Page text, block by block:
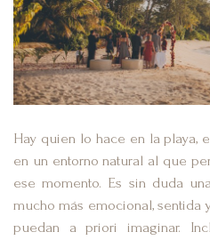
Hay quien lo hace en la playa,
en un entorno natural al que
ese momento. Es sin duda
mucho más emocional,
puedan a priori imaginar.